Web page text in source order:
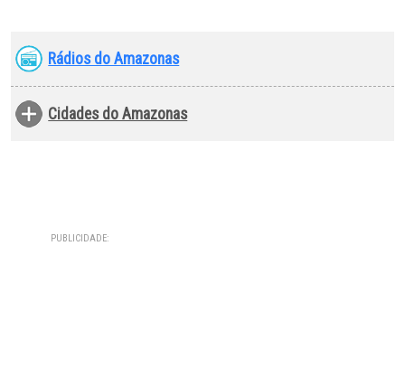
Rádios do Amazonas
Cidades do Amazonas
PUBLICIDADE: